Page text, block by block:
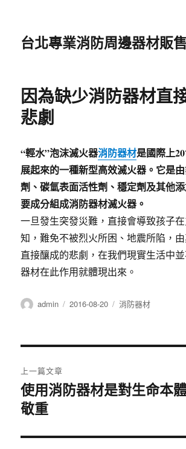
台北專業消防周邊器材販售
因為缺少消防器材直
悲劇
“輕水”泡沫滅火器消防器材是國際上
展起來的一種新型高效滅火器。它是
劑、碳氫表面活性劑、穩定劑及其他
要成分組成消防器材滅火器。
一旦發生突發災難，直接會導致孩子
知，難免不被烈火所困、地震所陷，
直接釀成的悲劇，在我們現實生活中
器材在此作用就體現出來。
作
admin
發
2016-08-20
分
消防器材
章
導
覽
上一篇文章
上
一
文
使用消防器材是對生命本
敬重